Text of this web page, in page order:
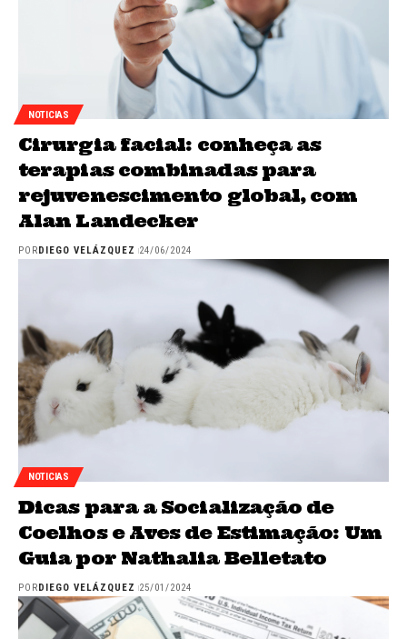
NOTICIAS
Cirurgia facial: conheça as
terapias combinadas para
rejuvenescimento global, com
Alan Landecker
POR DIEGO VELÁZQUEZ 24/06/2024
NOTICIAS
Dicas para a Socialização de
Coelhos e Aves de Estimação: Um
Guia por Nathalia Belletato
PORDIEGO VELÁZQUEZ 25/01/2024